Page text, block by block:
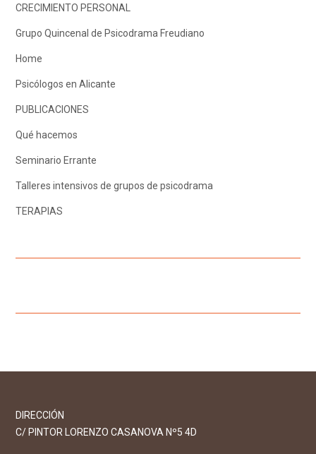
CRECIMIENTO PERSONAL
Grupo Quincenal de Psicodrama Freudiano
Home
Psicólogos en Alicante
PUBLICACIONES
Qué hacemos
Seminario Errante
Talleres intensivos de grupos de psicodrama
TERAPIAS
DIRECCIÓN
C/ PINTOR LORENZO CASANOVA Nº5 4D